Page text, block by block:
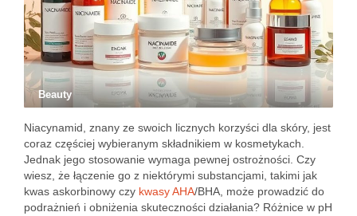
Beauty
Niacynamid, znany ze swoich licznych korzyści dla skóry, jest
coraz częściej wybieranym składnikiem w kosmetykach.
Jednak jego stosowanie wymaga pewnej ostrożności. Czy
wiesz, że łączenie go z niektórymi substancjami, takimi jak
kwas askorbinowy czy kwasy AHA/BHA, może prowadzić do
podrażnień i obniżenia skuteczności działania? Różnice w pH